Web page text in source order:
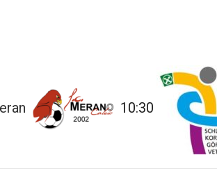
10:30